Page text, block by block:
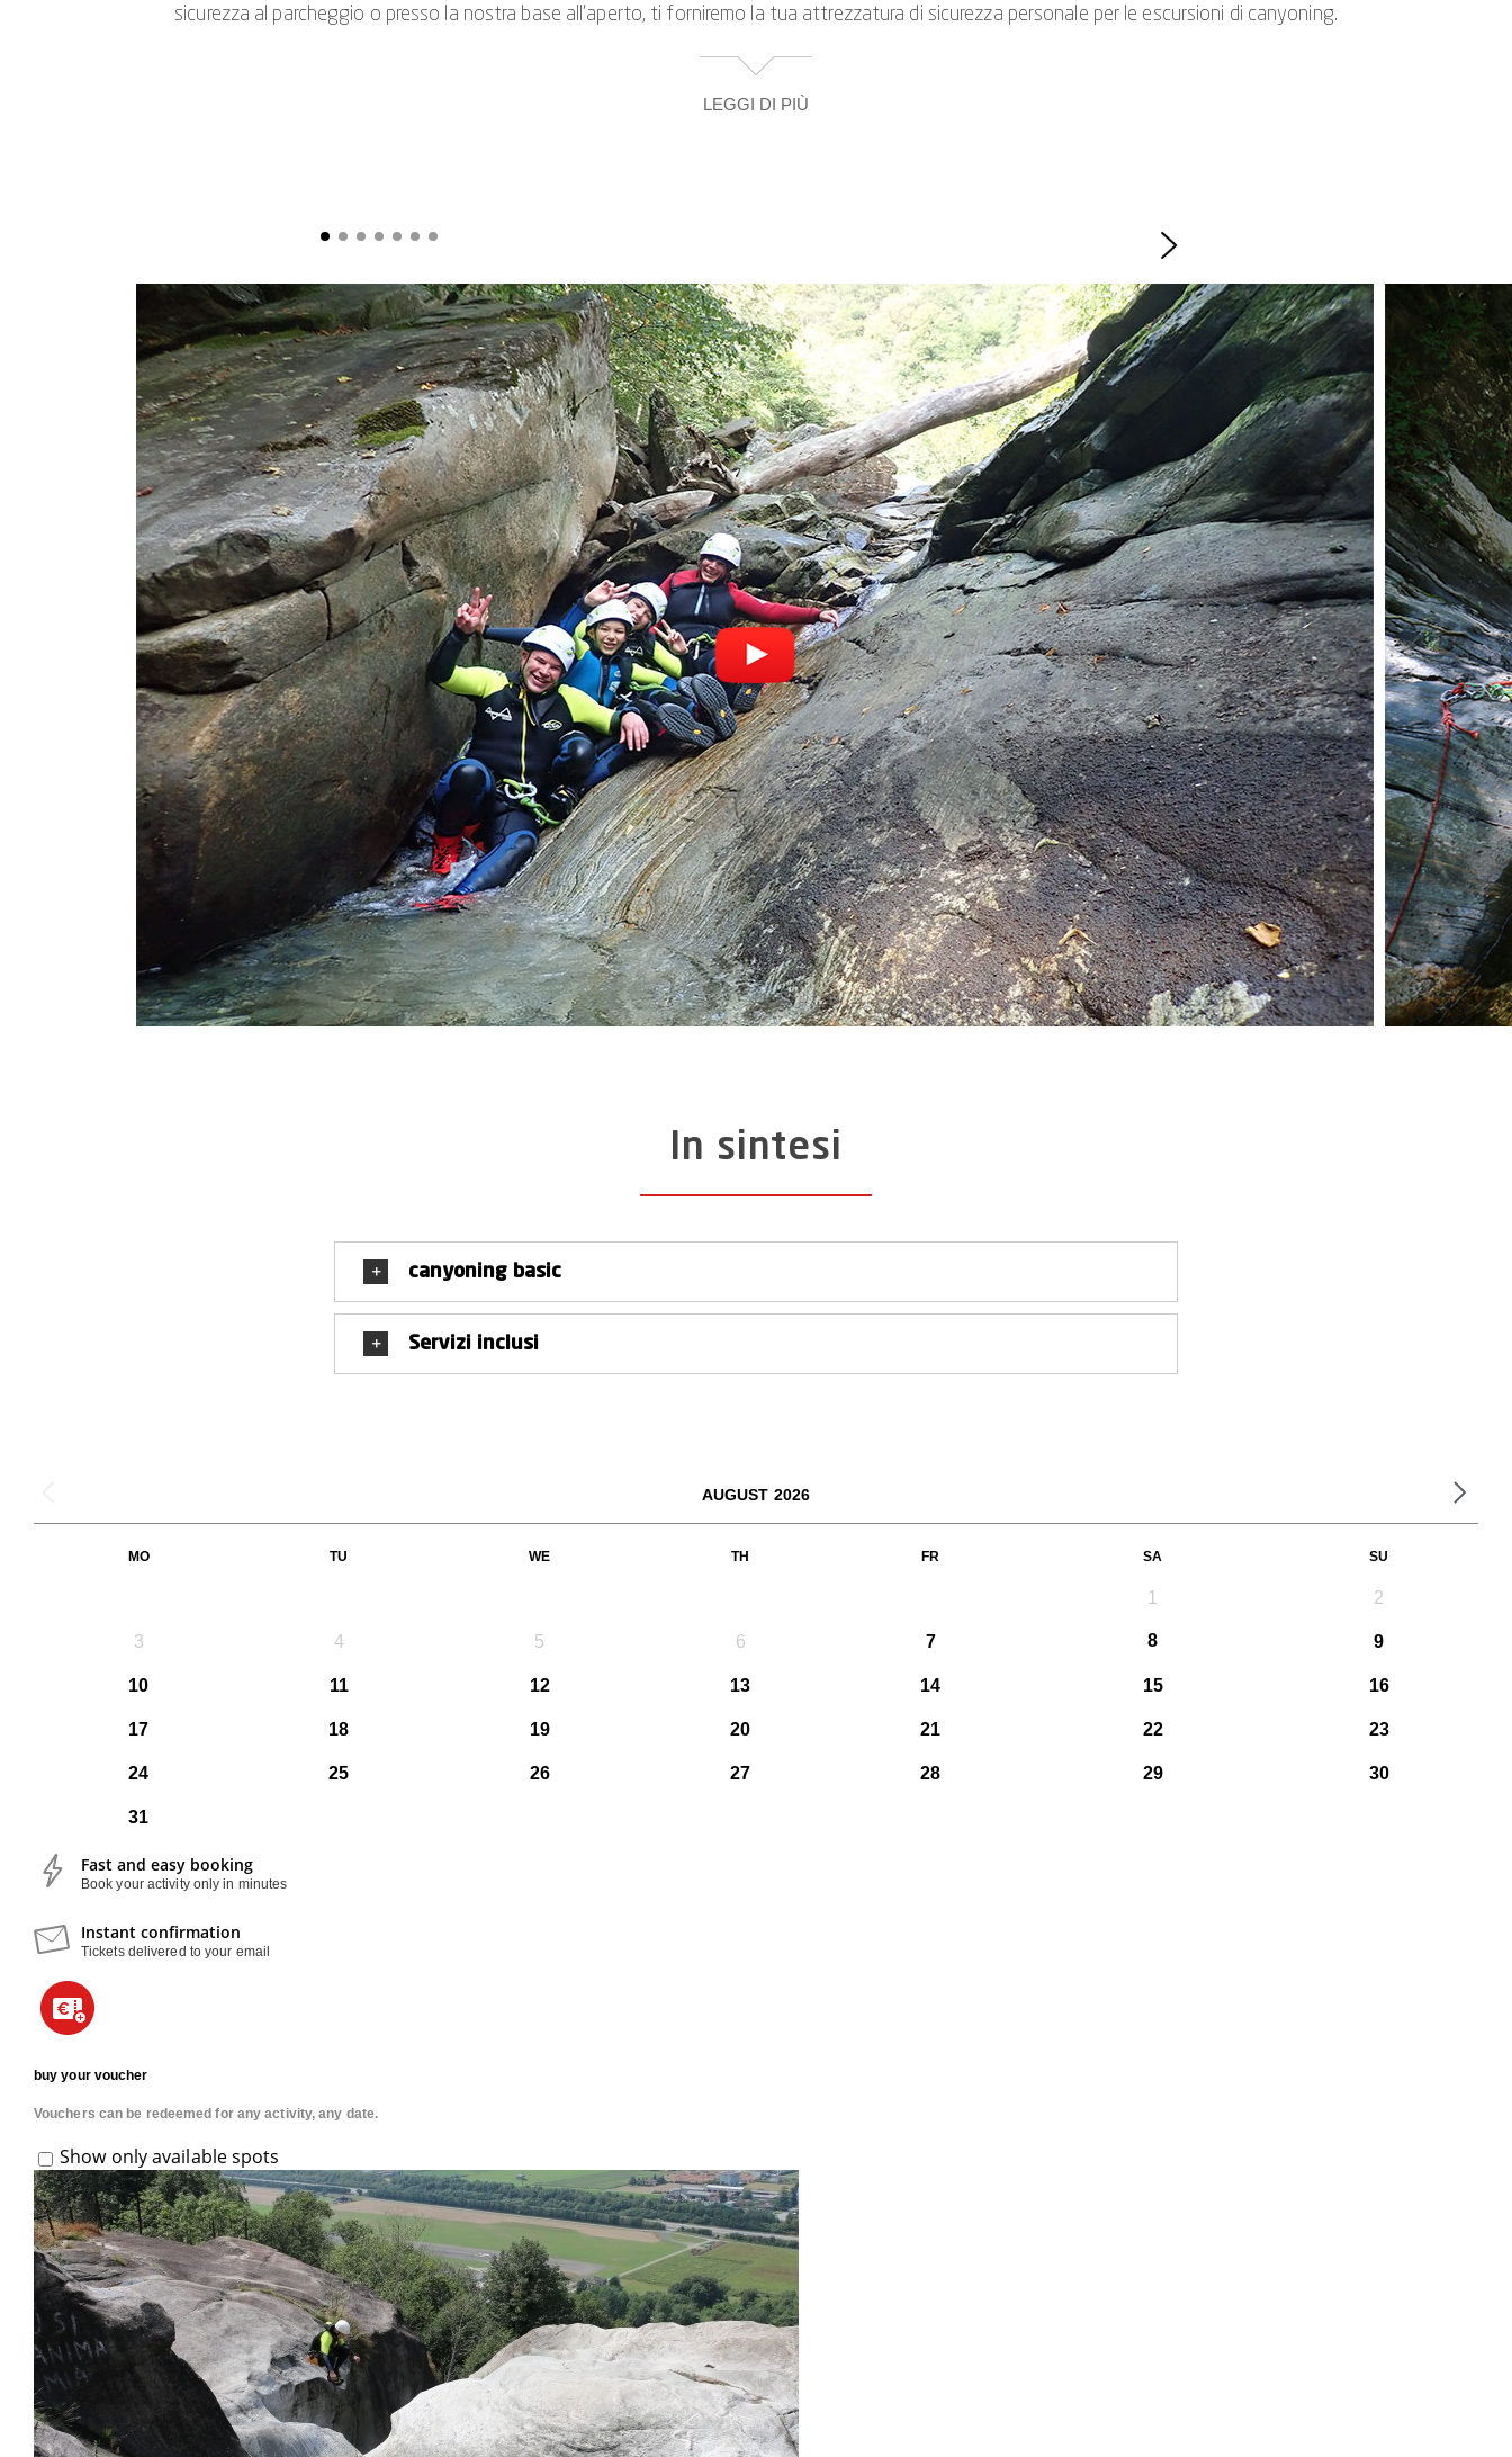
sicurezza al parcheggio o presso la nostra base all’aperto, ti forniremo la tua attrezzatura di sicurezza personale per le escursioni di canyoning.
LEGGI DI PIÙ
il Ticino è noto. Inizia il divertimento del canyoning! Saltare, scivolare, calarsi in corda doppia, tutta l'azione è inclusa, eppure ci godiamo la tranquillità e la natura selvaggia nel
Saltare e scivolare nelle piscine di granito slavato fanno parte dei nostri tour di canyoning per principianti in Ticino così come i nostritour di canyoning sportivo in Ticino
sempre
facoltativo. Con una preparazione perfetta, una buona compagnia e una selezione ottimale di gole, la giornata e la tua esperienza di canyoning saranno sicuramente un piacere.
Famiglie e bambini? Con la nostra"Famiglia Canyoning"Tour offriamo speciali tour avventurosi di canyoning per famiglie e bambini. Il tour per principianti del canyoning è ideale
anche per gruppi, gite scolastiche e feste di addio al celibato.
Questo è quello che dicono i nostri ospiti:
“Due grandi tour di canyoning in Ticino. Nonostante il gruppo misto, sei riuscito a renderlo una bella esperienza per tutti. Tutti si sono sentiti al sicuro e a proprio agio in ogni
momento. Grazie per l'ottimo lavoro, torneremo". Karina, Iris, Frank, Andreas e Steffi di NRW Famiglie e bambini? Con la nostra"Famiglia Canyoning"Tour offriamo speciali tour
avventurosi di canyoning per famiglie e bambini. Il tour per principianti del canyoning è ideale anche per gruppi e addii al celibato.
In sintesi
canyoning basic
Servizi inclusi
AUGUST 2026
MO TU WE TH FR SA SU
1 2
3 4 5 6 7 8 9
10 11 12 13 14 15 16
17 18 19 20 21 22 23
24 25 26 27 28 29 30
31
Fast and easy booking
Book your activity only in minutes
Instant confirmation
Tickets delivered to your email
buy your voucher
Vouchers can be redeemed for any activity, any date.
Show only available spots